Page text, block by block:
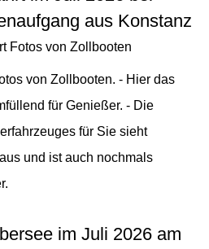
aus Konstanz
von Zollbooten. - Hier das
für Genießer. - Die
für Sie sieht
und ist auch nochmals
im Juli 2026 am